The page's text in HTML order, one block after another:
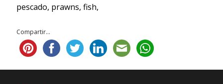
pescado, prawns, fish,
Compartir...